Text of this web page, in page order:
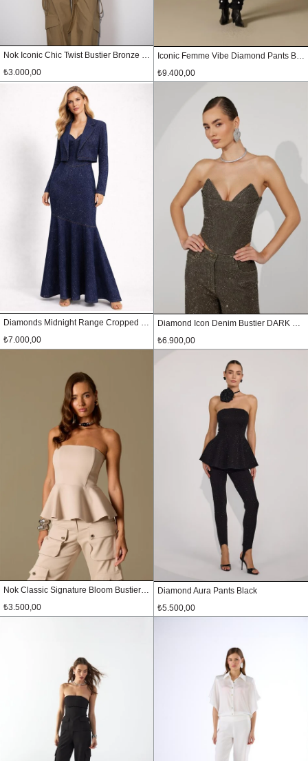
₺3.000,00
Iconic Femme Vibe Diamond Pants Black
₺9.400,00
₺7.000,00
Diamond Icon Denim Bustier DARK GREEN
₺6.900,00
₺3.500,00
Diamond Aura Pants Black
₺5.500,00